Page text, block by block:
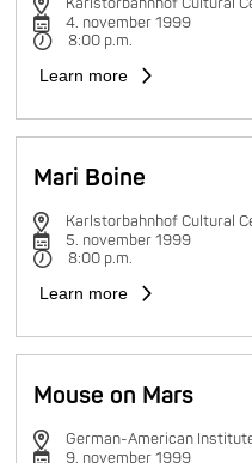
4. november 1999
8:00 p.m.
Learn more
Mari Boine
Karlstorbahnhof Cultural
5. november 1999
8:00 p.m.
Learn more
Mouse on Mars
German-American
9. november 1999